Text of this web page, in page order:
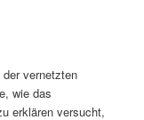
vernetzten
wie das
erklären versucht,